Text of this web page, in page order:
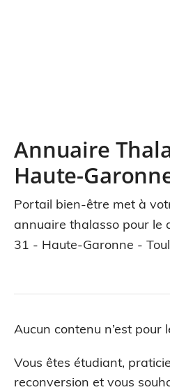
Annuaire
Haute-
Portail bien-être met à
annuaire thalasso pour le
31 - Haute-Garonne -
Aucun contenu n’est pour
Vous êtes étudiant,
reconversion et vous